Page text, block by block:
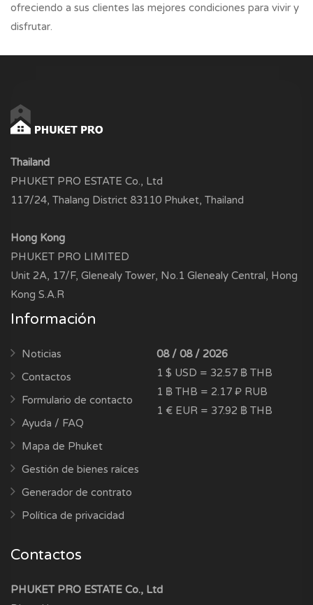
ofreciendo a sus clientes las mejores condiciones para vivir y
disfrutar.
Thailand
PHUKET PRO ESTATE Co., Ltd
117/24, Thalang District 83110 Phuket, Thailand
Hong Kong
PHUKET PRO LIMITED
Unit 2A, 17/F, Glenealy Tower, No.1 Glenealy Central, Hong
Kong S.A.R
Información
Noticias
Contactos
Formulario de contacto
Ayuda / FAQ
Mapa de Phuket
Gestión de bienes raíces
Generador de contrato
Política de privacidad
08 / 08 / 2026
1 $ USD = 32.57 ฿ THB
1 ฿ THB = 2.17 ₽ RUB
1 € EUR = 37.92 ฿ THB
Contactos
PHUKET PRO ESTATE Co., Ltd